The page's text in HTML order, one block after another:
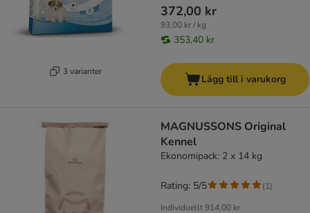
3 varianter
372,00 kr
93,00 kr / kg
353,40 kr
Lägg till i varukorg
MAGNUSSONS Original
Kennel
Ekonomipack: 2 x 14 kg
Individuellt914,00 kr
Rating: 5/5 (1)